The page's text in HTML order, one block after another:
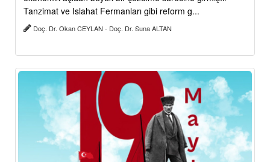
Tanzimat ve Islahat Fermanları gibi reform g...
Doç. Dr. Okan CEYLAN - Doç. Dr. Suna ALTAN